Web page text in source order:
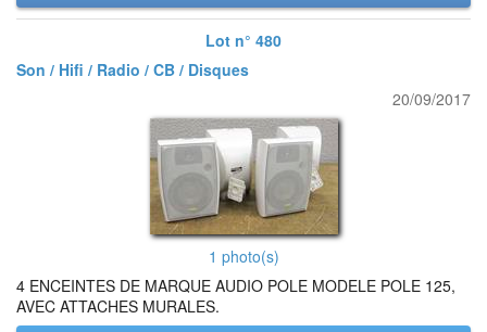
Lot n° 480
Son / Hifi / Radio / CB / Disques
20/09/2017
1 photo(s)
4 ENCEINTES DE MARQUE AUDIO POLE MODELE POLE 125,
AVEC ATTACHES MURALES.